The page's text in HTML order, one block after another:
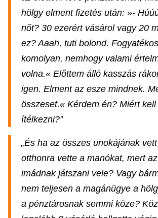
hölgy elment fizetés után: »-
nőt? 30 ezerért vásárol vagy 20
ez? Aaah, tuti bolond.
komolyan, nemhogy valami
volna.« Előttem álló kasszás
igen. Elment az esze mindnek.
összeset.« Kérdem én? Miért
ítélkezni?”
„És ha az összes unokájának
otthonra vette a manókat, mert az
imádnak játszani vele? Vagy
nem teljesen a magánügye a
a pénztárosnak semmi köze?